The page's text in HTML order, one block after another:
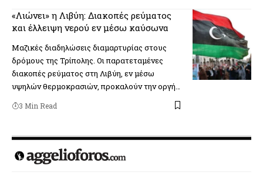
«Λιώνει» η Λιβύη: Διακοπές ρεύματος
και έλλειψη νερού εν μέσω καύσωνα
Μαζικές διαδηλώσεις διαμαρτυρίας στους
δρόμους της Τρίπολης. Οι παρατεταμένες
διακοπές ρεύματος στη Λιβύη, εν μέσω
υψηλών θερμοκρασιών, προκαλούν την οργή…
3 Min Read